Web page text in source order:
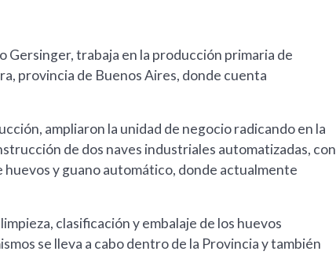
Gersinger, trabaja en la producción primaria de
provincia de Buenos Aires, donde cuenta
ampliaron la unidad de negocio radicando en la
de dos naves industriales automatizadas, con
y guano automático, donde actualmente
clasificación y embalaje de los huevos
se lleva a cabo dentro de la Provincia y también